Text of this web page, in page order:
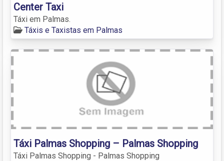
Center Taxi
Táxi em Palmas.
Táxis e Taxistas em Palmas
Táxi Palmas Shopping – Palmas Shopping
Táxi Palmas Shopping - Palmas Shopping